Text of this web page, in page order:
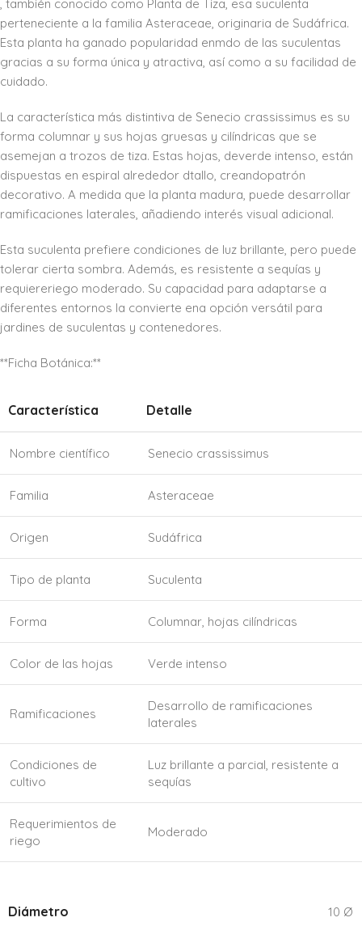
, también conocido como Planta de Tiza, esa suculenta
perteneciente a la familia Asteraceae, originaria de Sudáfrica.
Esta planta ha ganado popularidad enmdo de las suculentas
gracias a su forma única y atractiva, así como a su facilidad de
cuidado.
La característica más distintiva de Senecio crassissimus es su
forma columnar y sus hojas gruesas y cilíndricas que se
asemejan a trozos de tiza. Estas hojas, deverde intenso, están
dispuestas en espiral alrededor dtallo, creandopatrón
decorativo. A medida que la planta madura, puede desarrollar
ramificaciones laterales, añadiendo interés visual adicional.
Esta suculenta prefiere condiciones de luz brillante, pero puede
tolerar cierta sombra. Además, es resistente a sequías y
requiereriego moderado. Su capacidad para adaptarse a
diferentes entornos la convierte ena opción versátil para
jardines de suculentas y contenedores.
**Ficha Botánica:**
Característica Detalle
Nombre científico Senecio crassissimus
Familia Asteraceae
Origen Sudáfrica
Tipo de planta Suculenta
Forma Columnar, hojas cilíndricas
Color de las hojas Verde intenso
Ramificaciones
Desarrollo de ramificaciones
laterales
Condiciones de
cultivo
Luz brillante a parcial, resistente a
sequías
Requerimientos de
riego
Moderado
Diámetro 10 Ø